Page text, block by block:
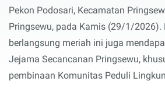
Pekon Podosari, Kecamatan
Pringsewu, pada Kamis (29/1/2026).
berlangsung meriah ini juga
Jejama Secancanan Pringsewu,
pembinaan Komunitas Peduli